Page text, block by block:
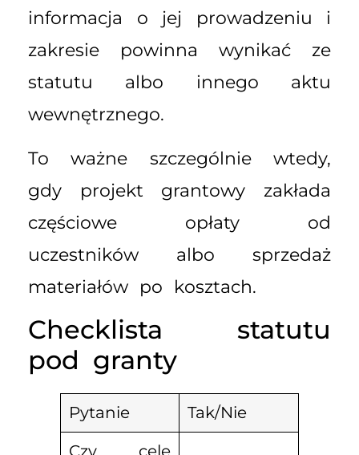
informacja o jej prowadzeniu i
zakresie powinna wynikać ze
statutu albo innego aktu
wewnętrznego.
To ważne szczególnie wtedy,
gdy projekt grantowy zakłada
częściowe opłaty od
uczestników albo sprzedaż
materiałów po kosztach.
Checklista statutu
pod granty
Pytanie
Tak/Nie
Czy cele